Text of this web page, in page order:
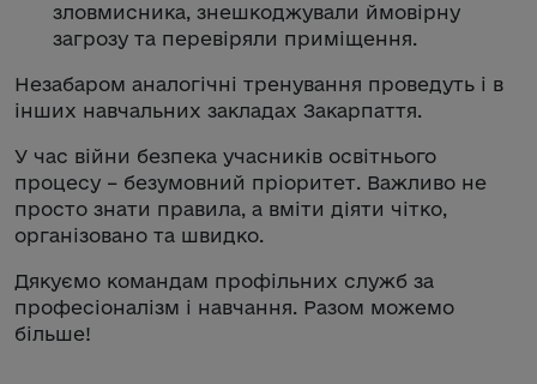
зловмисника, знешкоджували ймовірну
загрозу та перевіряли приміщення.
Незабаром аналогічні тренування проведуть і в
інших навчальних закладах Закарпаття.
У час війни безпека учасників освітнього
процесу – безумовний пріоритет. Важливо не
просто знати правила, а вміти діяти чітко,
організовано та швидко.
Дякуємо командам профільних служб за
професіоналізм і навчання. Разом можемо
більше!